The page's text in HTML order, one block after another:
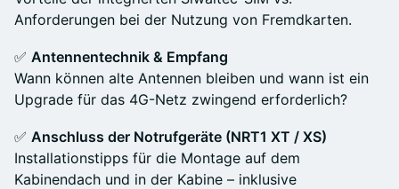
Anforderungen bei der Nutzung von Fremdkarten.
✅ Antennentechnik & Empfang
Wann können alte Antennen bleiben und wann ist ein
Upgrade für das 4G-Netz zwingend erforderlich?
✅ Anschluss der Notrufgeräte (NRT1 XT / XS)
Installationstipps für die Montage auf dem
Kabinendach und in der Kabine – inklusive